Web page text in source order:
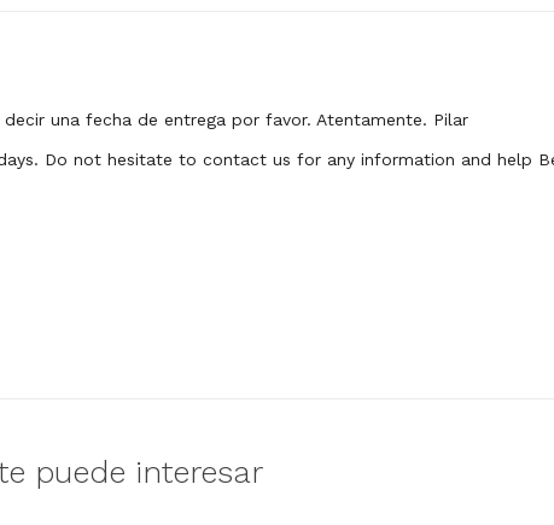
una fecha de entrega por favor. Atentamente. Pilar
Do not hesitate to contact us for any information and help
puede interesar